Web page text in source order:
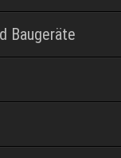
Baugeräte